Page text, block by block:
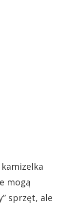
mogą
sprzęt, ale